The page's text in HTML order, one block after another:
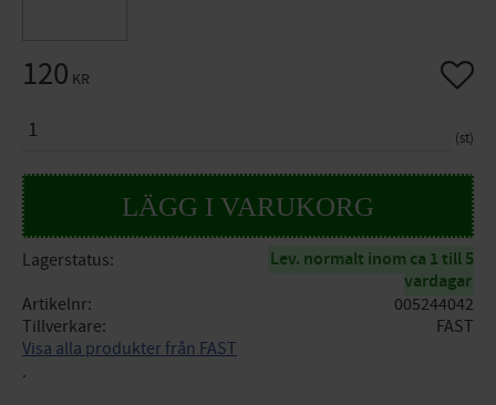
120 KR
st
Lägg
Lagerstatus
Lev. normalt inom ca 1 till 5
vardagar
Artikelnr
005244042
Tillverkare
FAST
Visa alla produkter från FAST
.